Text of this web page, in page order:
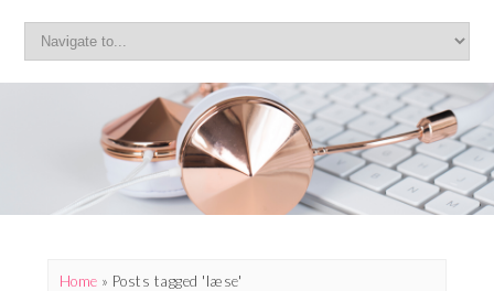
Home » Posts tagged 'læse'